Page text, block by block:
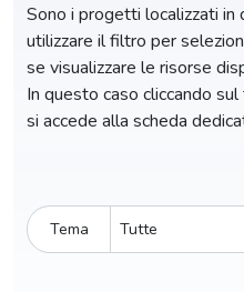
Sono i progetti localizzati
utilizzare il filtro per
se visualizzare le risorse
In questo caso cliccando
si accede alla scheda
Tema